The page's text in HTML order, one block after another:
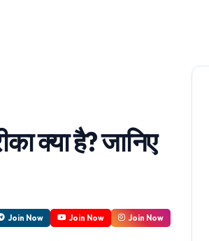
क्या है? जानिए
Join Now Join Now Join Now